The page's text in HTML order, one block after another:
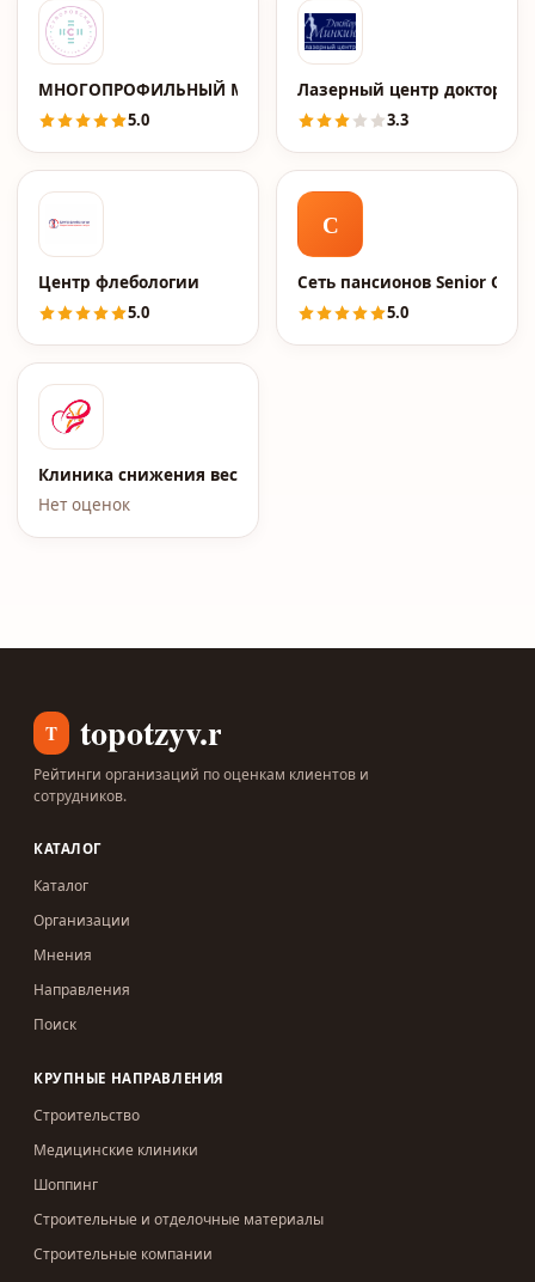
МНОГОПРОФИЛЬНЫЙ МЕДИЦИНСКИЙ ЦЕНТР
5.0
Лазерный центр доктора
3.3
Центр флебологии
5.0
С
Сеть пансионов Senior
5.0
Клиника снижения веса Елены Малышевой
Нет оценок
T topotzyv.ru
Рейтинги организаций по оценкам клиентов и
сотрудников.
КАТАЛОГ
Каталог
Организации
Мнения
Направления
Поиск
КРУПНЫЕ НАПРАВЛЕНИЯ
Строительство
Медицинские клиники
Шоппинг
Строительные и отделочные материалы
Строительные компании